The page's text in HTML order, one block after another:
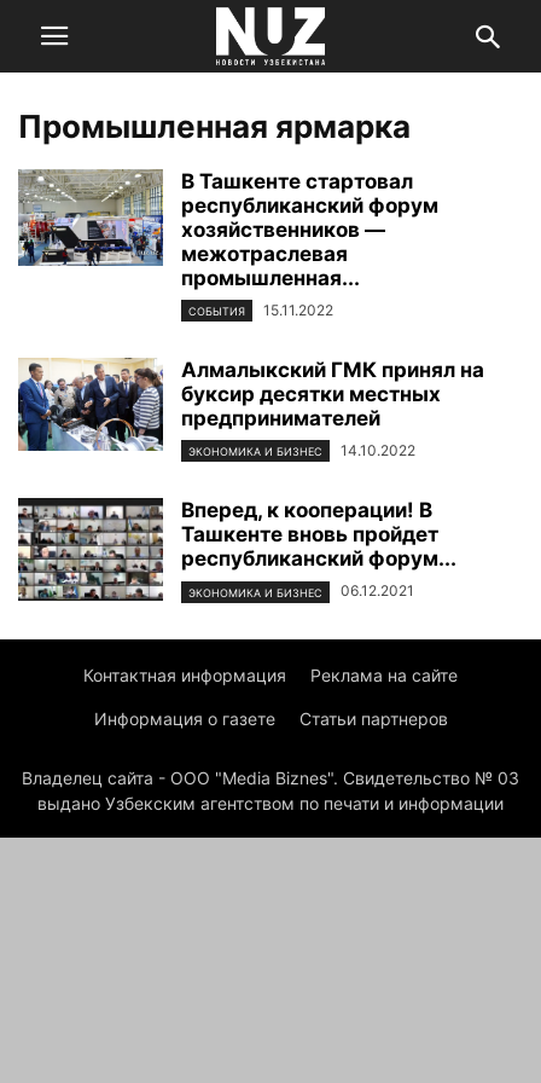
Промышленная ярмарка
В Ташкенте стартовал
республиканский форум
хозяйственников —
межотраслевая
промышленная...
СОБЫТИЯ 15.11.2022
Алмалыкский ГМК принял на
буксир десятки местных
предпринимателей
ЭКОНОМИКА И БИЗНЕС 14.10.2022
Вперед, к кооперации! В
Ташкенте вновь пройдет
республиканский форум...
ЭКОНОМИКА И БИЗНЕС 06.12.2021
Контактная информация Реклама на сайте
Информация о газете Статьи партнеров
Владелец сайта - ООО "Media Biznes". Свидетельство № 03
выдано Узбекским агентством по печати и информации